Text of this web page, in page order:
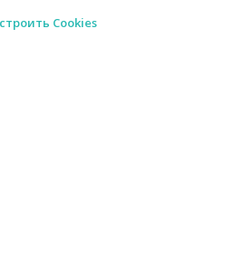
ПРОТИВОПОКАЗАНИЯ.
Cookies